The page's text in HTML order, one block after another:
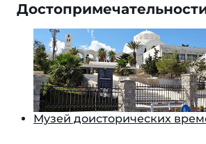
Музей доисторических